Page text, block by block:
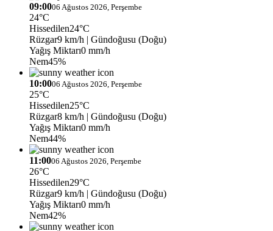
09:0006 Ağustos 2026, Perşembe
24°C
Hissedilen24°C
Rüzgar9 km/h | Gündoğusu (Doğu)
Yağış Miktarı0 mm/h
Nem45%
10:0006 Ağustos 2026, Perşembe
25°C
Hissedilen25°C
Rüzgar8 km/h | Gündoğusu (Doğu)
Yağış Miktarı0 mm/h
Nem44%
11:0006 Ağustos 2026, Perşembe
26°C
Hissedilen29°C
Rüzgar9 km/h | Gündoğusu (Doğu)
Yağış Miktarı0 mm/h
Nem42%